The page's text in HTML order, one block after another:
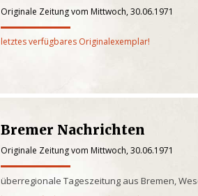
Originale Zeitung vom Mittwoch, 30.06.1971
letztes verfügbares Originalexemplar!
Bremer Nachrichten
Originale Zeitung vom Mittwoch, 30.06.1971
überregionale Tageszeitung aus Bremen,